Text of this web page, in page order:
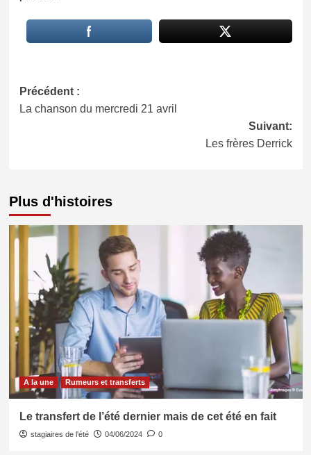
Navigation
d’article
Précédent :
La chanson du mercredi 21 avril
Suivant:
Les frères Derrick
Plus d'histoires
A la une Rumeurs et transferts
Le transfert de l’été dernier mais de cet été en fait
stagiaires de l'été 04/06/2024 0